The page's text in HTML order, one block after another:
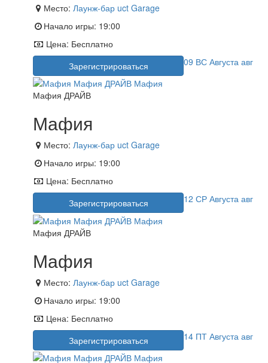
Место: Лаунж-бар uct Garage
Начало игры: 19:00
Цена: Бесплатно
Зарегистрироваться
09 ВС Августа авг
Мафия ДРАЙВ
Мафия
Место: Лаунж-бар uct Garage
Начало игры: 19:00
Цена: Бесплатно
Зарегистрироваться
12 СР Августа авг
Мафия ДРАЙВ
Мафия
Место: Лаунж-бар uct Garage
Начало игры: 19:00
Цена: Бесплатно
Зарегистрироваться
14 ПТ Августа авг